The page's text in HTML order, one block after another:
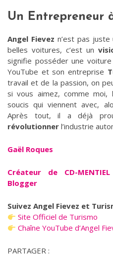
Un Entrepreneur
Angel Fievez n’est pas
belles voitures, c’est un
signifie posséder une
YouTube et son entreprise
travail et de la passion, on
si vous aimez, comme
soucis qui viennent avec,
Après tout, il a déjà
révolutionner l’industrie
Gaël Roques
Créateur de CD-
Blogger
Suivez Angel Fievez et
Site Officiel de Turismo
Chaîne YouTube d’Angel
PARTAGER :